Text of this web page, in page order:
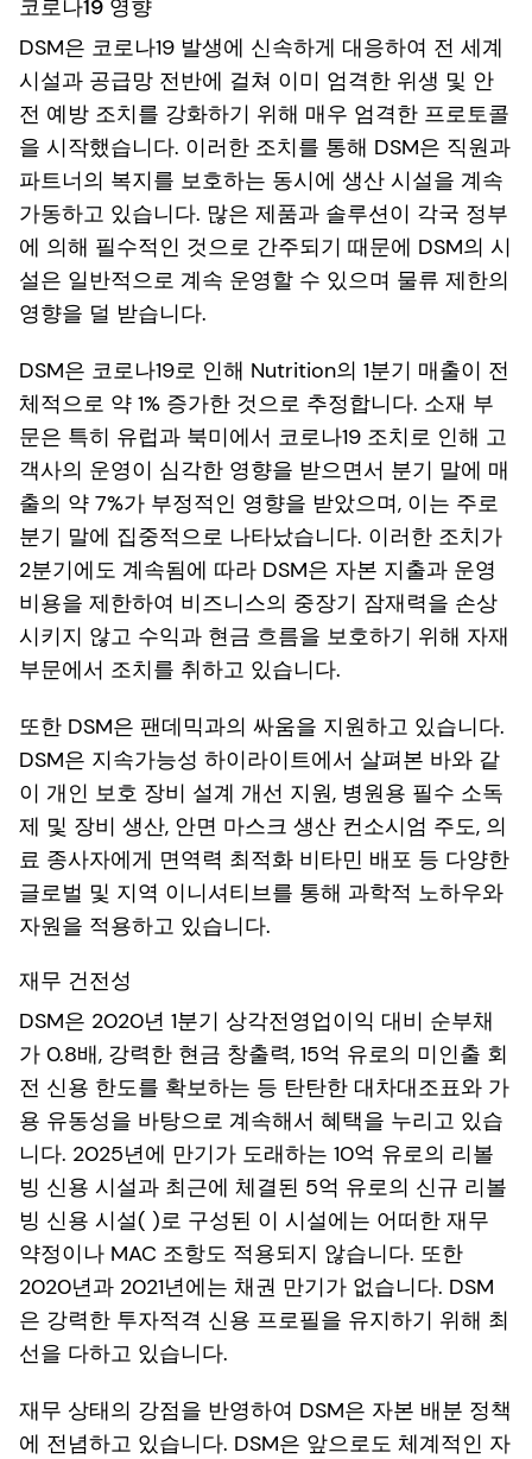
코로나19 영향
DSM은 코로나19 발생에 신속하게 대응하여 전 세계
시설과 공급망 전반에 걸쳐 이미 엄격한 위생 및 안
전 예방 조치를 강화하기 위해 매우 엄격한 프로토콜
을 시작했습니다. 이러한 조치를 통해 DSM은 직원과
파트너의 복지를 보호하는 동시에 생산 시설을 계속
가동하고 있습니다. 많은 제품과 솔루션이 각국 정부
에 의해 필수적인 것으로 간주되기 때문에 DSM의 시
설은 일반적으로 계속 운영할 수 있으며 물류 제한의
영향을 덜 받습니다.
DSM은 코로나19로 인해 Nutrition의 1분기 매출이 전
체적으로 약 1% 증가한 것으로 추정합니다. 소재 부
문은 특히 유럽과 북미에서 코로나19 조치로 인해 고
객사의 운영이 심각한 영향을 받으면서 분기 말에 매
출의 약 7%가 부정적인 영향을 받았으며, 이는 주로
분기 말에 집중적으로 나타났습니다. 이러한 조치가
2분기에도 계속됨에 따라 DSM은 자본 지출과 운영
비용을 제한하여 비즈니스의 중장기 잠재력을 손상
시키지 않고 수익과 현금 흐름을 보호하기 위해 자재
부문에서 조치를 취하고 있습니다.
또한 DSM은 팬데믹과의 싸움을 지원하고 있습니다.
DSM은 지속가능성 하이라이트에서 살펴본 바와 같
이 개인 보호 장비 설계 개선 지원, 병원용 필수 소독
제 및 장비 생산, 안면 마스크 생산 컨소시엄 주도, 의
료 종사자에게 면역력 최적화 비타민 배포 등 다양한
글로벌 및 지역 이니셔티브를 통해 과학적 노하우와
자원을 적용하고 있습니다.
재무 건전성
DSM은 2020년 1분기 상각전영업이익 대비 순부채
가 0.8배, 강력한 현금 창출력, 15억 유로의 미인출 회
전 신용 한도를 확보하는 등 탄탄한 대차대조표와 가
용 유동성을 바탕으로 계속해서 혜택을 누리고 있습
니다. 2025년에 만기가 도래하는 10억 유로의 리볼
빙 신용 시설과 최근에 체결된 5억 유로의 신규 리볼
빙 신용 시설( )로 구성된 이 시설에는 어떠한 재무
약정이나 MAC 조항도 적용되지 않습니다. 또한
2020년과 2021년에는 채권 만기가 없습니다. DSM
은 강력한 투자적격 신용 프로필을 유지하기 위해 최
선을 다하고 있습니다.
재무 상태의 강점을 반영하여 DSM은 자본 배분 정책
에 전념하고 있습니다. DSM은 앞으로도 체계적인 자